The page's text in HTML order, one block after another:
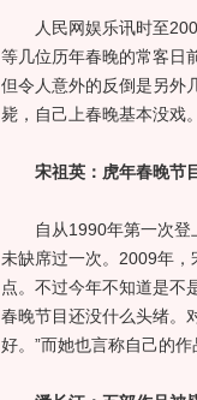
人民网娱乐讯时至2009
等几位历年春晚的常客日
但令人意外的反倒是另外
毙，自己上春晚基本没戏。
宋祖英：虎年春晚节
自从1990年第一次登上
未缺席过一次。2009年，
点。不过今年不知道是不
春晚节目还没什么头绪。
好。”而她也言称自己的作